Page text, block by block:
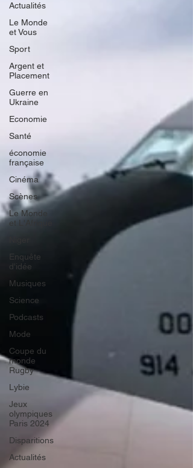
Actualités
Le Monde
et Vous
Sport
Argent et
Placement
Guerre en
Ukraine
Economie
Santé
économie
française
Cinéma
Scènes
Le Monde
et L'Afrique
Enquête
d'idée
Musiques
Science
Podcasts
Mode
Coupe du
monde
Rugby
Lybie
Jeux
olympiques
Paris 2024
Disparitions
Actualités